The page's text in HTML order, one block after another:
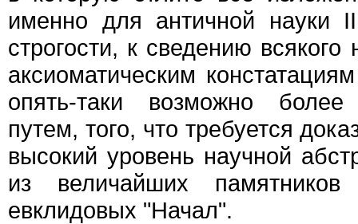
именно для античной
строгости, к сведению
аксиоматическим
опять-таки возможно более
путем, того, что требуется
высокий уровень научной
из величайших
евклидовых "Начал".